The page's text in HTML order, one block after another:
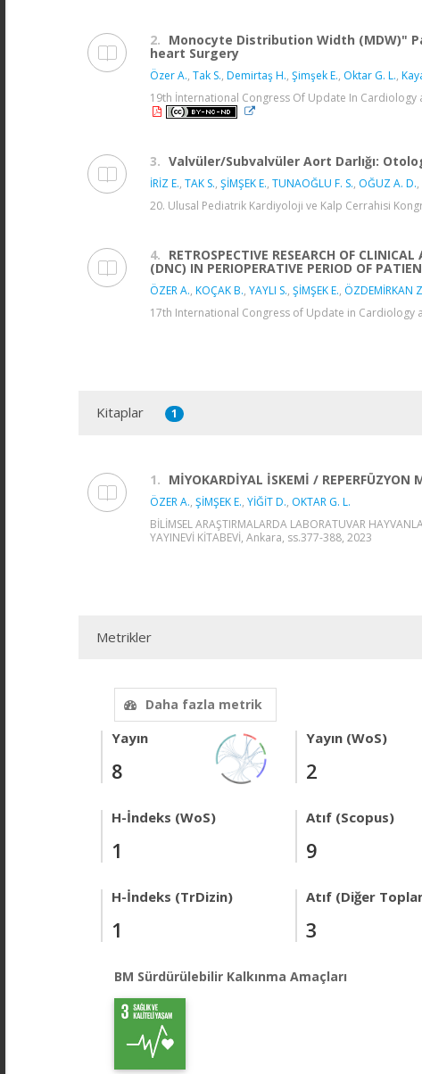
2. Monocyte Distribution Width (MDW)"
heart Surgery
Özer A., Tak S., Demirtaş H., Şimşek E., Oktar G. L.,
19th İnternational Congress Of Update In Cardiology
3. Valvüler/Subvalvüler Aort Darlığı:
İRİZ E., TAK S., ŞİMŞEK E., TUNAOĞLU F. S., OĞUZ A. D.,
20. Ulusal Pediatrik Kardiyoloji ve Kalp Cerrahisi
4. RETROSPECTIVE RESEARCH OF
(DNC) IN PERIOPERATIVE PERIOD OF
ÖZER A., KOÇAK B., YAYLI S., ŞİMŞEK E., ÖZDEMİRKAN
17th International Congress of Update in Cardiology
Kitaplar 1
1. MİYOKARDİYAL İSKEMİ / REPERFÜZYON
ÖZER A., ŞİMŞEK E., YİĞİT D., OKTAR G. L.
BİLİMSEL ARAŞTIRMALARDA LABORATUVAR
YAYINEVİ KİTABEVİ, Ankara, ss.377-388, 2023
Metrikler
Daha fazla metrik
Yayın
8
Yayın (WoS)
2
H-İndeks (WoS)
1
Atıf (Scopus)
9
H-İndeks (TrDizin)
1
Atıf (Diğer
3
BM Sürdürülebilir Kalkınma Amaçları